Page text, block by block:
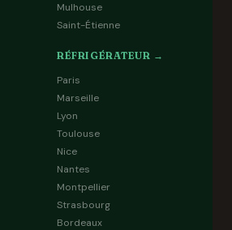
Mulhouse
Saint-Étienne
RÉFRIGÉRATEUR →
Paris
Marseille
Lyon
Toulouse
Nice
Nantes
Montpellier
Strasbourg
Bordeaux